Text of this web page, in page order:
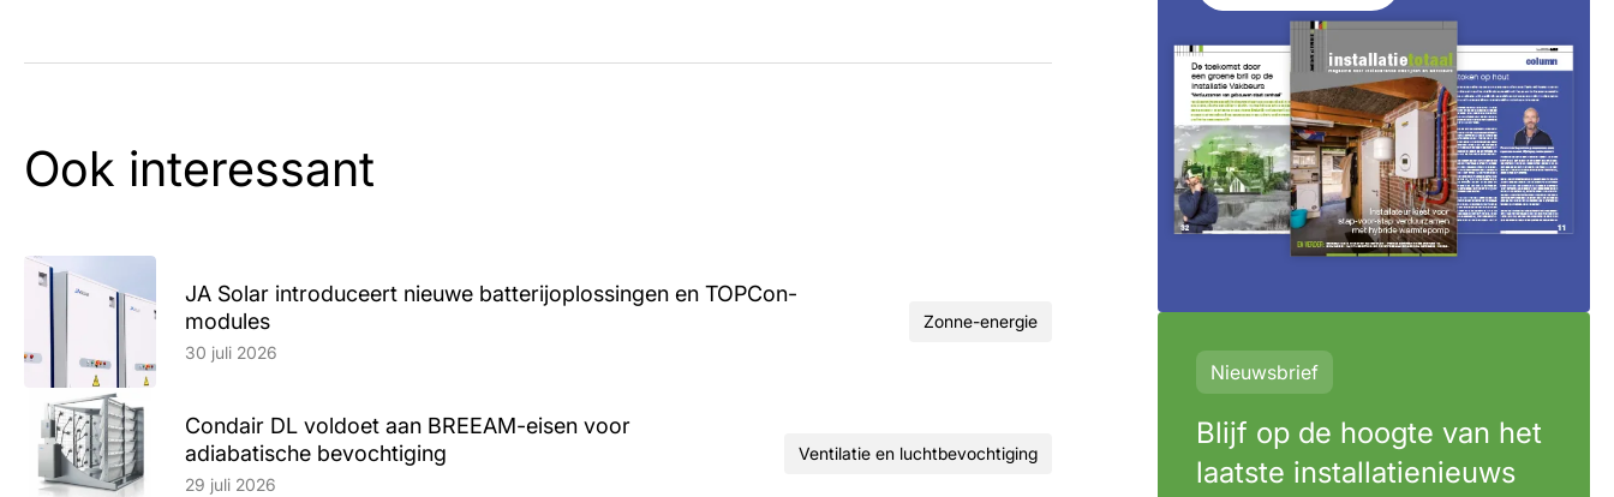
Ook interessant
JA Solar introduceert nieuwe batterijoplossingen en TOPCon-
modules
Lees artikel
30 juli 2026
Zonne-energie
Condair DL voldoet aan BREEAM-eisen voor
adiabatische bevochtiging
Lees artikel
29 juli 2026
Ventilatie en luchtbevochtiging
Nieuwsbrief
Blijf op de hoogte van het
laatste installatienieuws